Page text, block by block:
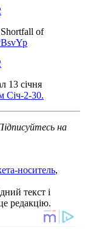
Shortfall of
13 січня
Січ-2-30.
на
носитель,
текст і
редакцію.